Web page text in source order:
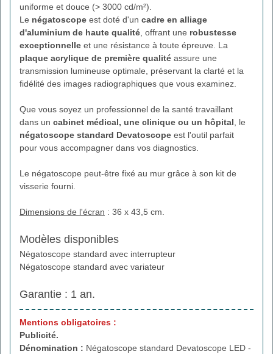
uniforme et douce (> 3000 cd/m²).
Le négatoscope est doté d'un cadre en alliage
d'aluminium de haute qualité , offrant une robustesse
exceptionnelle et une résistance à toute épreuve. La
plaque acrylique de première qualité assure une
transmission lumineuse optimale, préservant la clarté et la
fidélité des images radiographiques que vous examinez.
Que vous soyez un professionnel de la santé travaillant
dans un cabinet médical, une clinique ou un hôpital , le
négatoscope standard Devatoscope est l'outil parfait
pour vous accompagner dans vos diagnostics.
Le négatoscope peut-être fixé au mur grâce à son kit de
visserie fourni.
Dimensions de l'écran : 36 x 43,5 cm.
Modèles disponibles
Négatoscope standard avec interrupteur
Négatoscope standard avec variateur
Garantie : 1 an.
Mentions obligatoires :
Publicité.
Dénomination : Négatoscope standard Devatoscope LED -